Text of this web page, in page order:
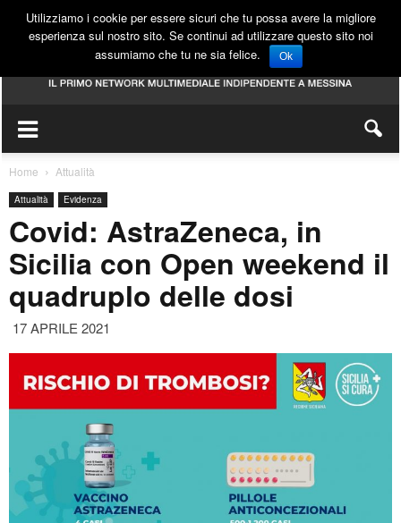
Home Attualità
Attualità Evidenza
Covid: AstraZeneca, in
Sicilia con Open weekend il
quadruplo delle dosi
17 APRILE 2021
Utilizziamo i cookie per essere sicuri che tu possa avere la migliore
esperienza sul nostro sito. Se continui ad utilizzare questo sito noi
assumiamo che tu ne sia felice.
Ok